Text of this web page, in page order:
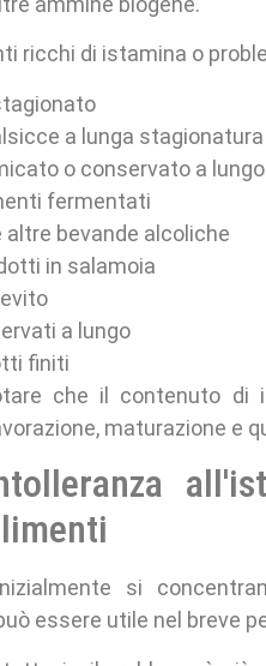
ricchi di istamina o
a lunga stagionatura
o conservato a lungo
fermentati
altre bevande alcoliche
in salamoia
a lungo
finiti
che il contenuto di
maturazione e
si
essere utile nel breve